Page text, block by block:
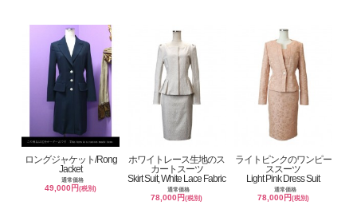
ロングジャケット/Rong
Jacket
通常価格
49,000円(税別)
ホワイトレース生地のス
カートスーツ
Skirt Suit, White Lace Fabric
通常価格
78,000円(税別)
ライトピンクのワンピー
ススーツ
Light Pink Dress Suit
通常価格
78,000円 (税別)